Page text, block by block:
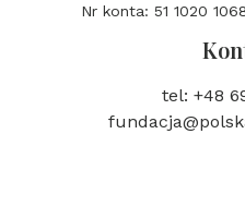
Nr konta: 51 1020
tel: +48